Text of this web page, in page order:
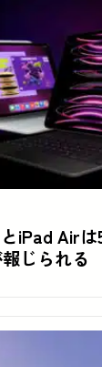
iPad Airは
じられる